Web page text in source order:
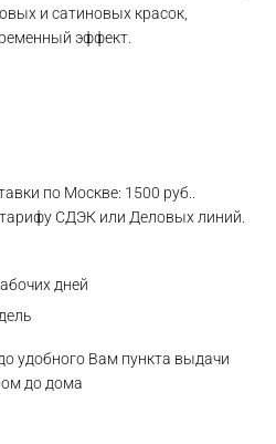
и сатиновых красок,
эффект.
по Москве: 1500 руб..
СДЭК или Деловых линий.
дней
удобного Вам пункта выдачи
до дома